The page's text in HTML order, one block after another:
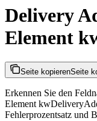
Delivery
Element
Seite kopierenSeite
Erkennen Sie den
Element
Fehlerprozentsatz und